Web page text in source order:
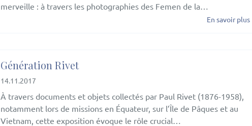
merveille : à travers les photographies des Femen de la…
En savoir plus
Génération Rivet
14.11.2017
À travers documents et objets collectés par Paul Rivet (1876-1958),
notamment lors de missions en Équateur, sur l’Île de Pâques et au
Vietnam, cette exposition évoque le rôle crucial…